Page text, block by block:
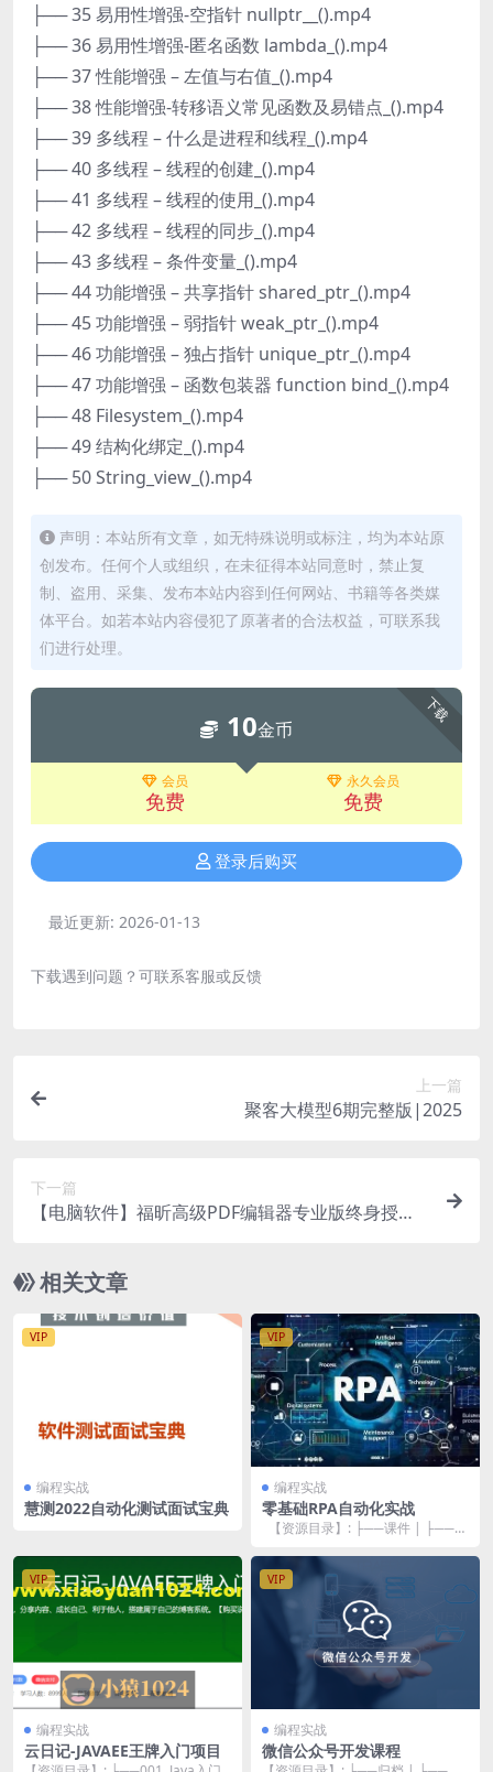
├── 35 易用性增强-空指针 nullptr__().mp4
├── 36 易用性增强-匿名函数 lambda_().mp4
├── 37 性能增强 – 左值与右值_().mp4
├── 38 性能增强-转移语义常见函数及易错点_().mp4
├── 39 多线程 – 什么是进程和线程_().mp4
├── 40 多线程 – 线程的创建_().mp4
├── 41 多线程 – 线程的使用_().mp4
├── 42 多线程 – 线程的同步_().mp4
├── 43 多线程 – 条件变量_().mp4
├── 44 功能增强 – 共享指针 shared_ptr_().mp4
├── 45 功能增强 – 弱指针 weak_ptr_().mp4
├── 46 功能增强 – 独占指针 unique_ptr_().mp4
├── 47 功能增强 – 函数包装器 function bind_().mp4
├── 48 Filesystem_().mp4
├── 49 结构化绑定_().mp4
├── 50 String_view_().mp4
声明：本站所有文章，如无特殊说明或标注，均为本站原
创发布。任何个人或组织，在未征得本站同意时，禁止复
制、盗用、采集、发布本站内容到任何网站、书籍等各类媒
体平台。如若本站内容侵犯了原著者的合法权益，可联系我
们进行处理。
下载
10金币
会员
免费
永久会员
免费
登录后购买
最近更新: 2026-01-13
下载遇到问题？可联系客服或反馈
上一篇
聚客大模型6期完整版|2025
下一篇
【电脑软件】福昕高级PDF编辑器专业版终身授权
相关文章
VIP
编程实战
慧测2022自动化测试面试宝典
VIP
编程实战
零基础RPA自动化实战
【资源目录】: ├──课件 | ├──1.
VIP
编程实战
云日记-JAVAEE王牌入门项目
VIP
编程实战
微信公众号开发课程